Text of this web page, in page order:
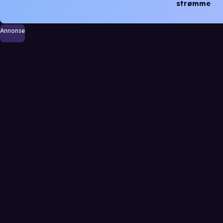
strømme
Annonse